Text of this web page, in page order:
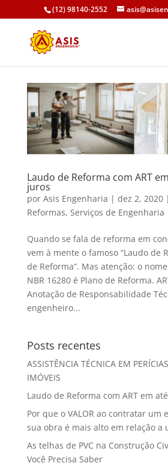
(12) 98140-2552
Laudo de Reforma com ART
juros
por Asis Engenharia | dez 2, 2020|
Reformas, Serviços de Engenharia
Quando se fala de reforma em
vem à mente o famoso “Laudo de
de Reforma”. Mas atenção: o
NBR 16280 é Plano de Reforma.
Anotação de Responsabilidade
engenheiro...
Posts recentes
ASSISTÊNCIA TÉCNICA EM
IMÓVEIS
Laudo de Reforma com ART em
Por que o VALOR ao contratar um
sua obra é mais alto em relação a
As telhas de PVC na Construção
Você Precisa Saber